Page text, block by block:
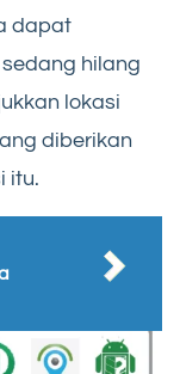
dapat
hilang
lokasi
diberikan
itu.